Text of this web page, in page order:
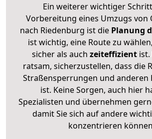
Ein weiterer wichtiger
Vorbereitung eines Umzugs von
nach Riedenburg ist diePlanung
ist wichtig, eine Route zu
sicher als auch zeiteffizientist.
ratsam, sicherzustellen, dass die
Straßensperrungen und anderen
ist. Keine Sorgen, auch hier
Spezialisten und übernehmen
damit Sie sich auf andere
konzentrieren